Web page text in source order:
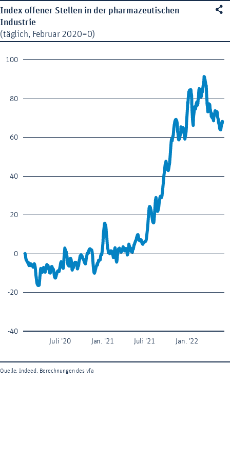

Index offener Stellen in der pharmazeutischen
Industrie
(täglich, Februar 2020=0)
Juli '20 Jan. '21 Juli '21 Jan. '22
-40
-20
0
20
40
60
80
100
Quelle: Indeed, Berechnungen des vfa